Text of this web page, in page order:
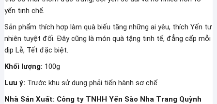
yến tinh chế.
Sản phẩm thích hợp làm quà biếu tặng những ai yêu, thích Yến tự
nhiên tuyệt đối. Đây cũng là món quà tặng tinh tế, đẳng cấp mỗi
dịp Lễ, Tết đặc biệt.
Khối lượng: 100g
Lưu ý: Trước khu sử dụng phải tiến hành sơ chế
Nhà Sản Xuất: Công ty TNHH Yến Sào Nha Trang Quỳnh